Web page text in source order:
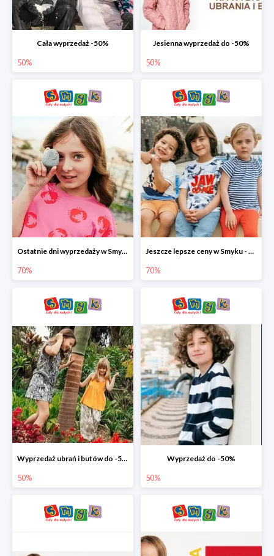
Cała wyprzedaż -50%
50%
Jesienna wyprzedaż do -50%
50%
Ostatnie dni wyprzedaży w Smyku - ubrania i buty do -70%
70%
Jeszcze lepsze ceny w Smyku - ubrania i buty do -70%
70%
Wyprzedaż ubrań i butów do -50%
50%
Wyprzedaż do -50%
50%